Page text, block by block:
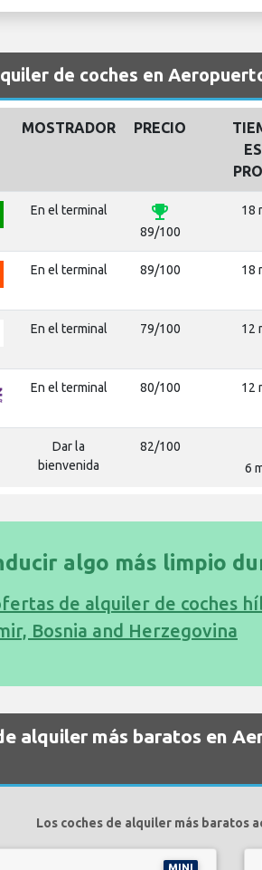
de coches en
MOSTRADOR PRECIO
En el terminal emoji_events
89/100
18
En el terminal 89/100 18
En el terminal 79/100 12
En el terminal 80/100 12
Dar la
bienvenida
82/100
6
algo más limpio
de alquiler de coches
Bosnia and Herzegovina
alquiler más baratos en
Los coches de alquiler más baratos